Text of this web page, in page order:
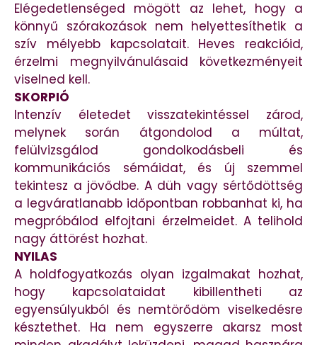
Elégedetlenséged mögött az lehet, hogy a
könnyű szórakozások nem helyettesíthetik a
szív mélyebb kapcsolatait. Heves reakcióid,
érzelmi megnyilvánulásaid következményeit
viselned kell.
SKORPIÓ
Intenzív életedet visszatekintéssel zárod,
melynek során átgondolod a múltat,
felülvizsgálod gondolkodásbeli és
kommunikációs sémáidat, és új szemmel
tekintesz a jövődbe. A düh vagy sértődöttség
a legváratlanabb időpontban robbanhat ki, ha
megpróbálod elfojtani érzelmeidet. A telihold
nagy áttörést hozhat.
NYILAS
A holdfogyatkozás olyan izgalmakat hozhat,
hogy kapcsolataidat kibillentheti az
egyensúlyukból és nemtörődöm viselkedésre
késztethet. Ha nem egyszerre akarsz most